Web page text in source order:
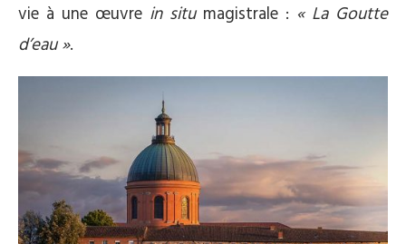
vie à une œuvre in situmagistrale : « La Goutte
d’eau ».